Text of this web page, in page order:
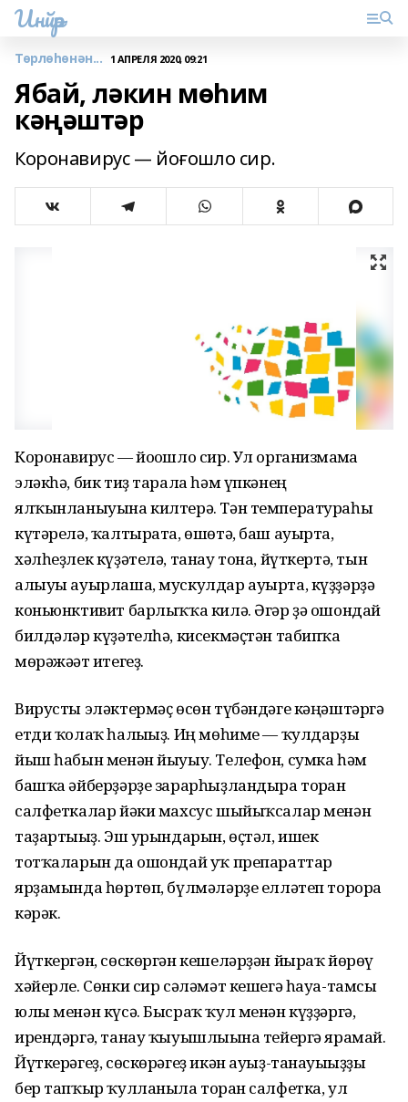
Инйәр
Төрлөһөнән... 1 АПРЕЛЯ 2020, 09:21
Ябай, ләкин мөһим
кәңәштәр
Коронавирус — йоғошло сир.
Коронавирус — йоғошло сир. Ул организмғамға
эләкһә, бик тиҙ тарала һәм үпкәнең
ялҡынланыуына килтерә. Тән температураһы
күтәрелә, ҡалтырата, өшөтә, баш ауырта,
хәлһеҙлек күҙәтелә, танау тона, йүткертә, тын
алыуы ауырлаша, мускулдар ауырта, күҙҙәрҙә
коньюнктивит барлыҡҡа килә. Әгәр ҙә ошондай
билдәләр күҙәтелһә, кисекмәҫтән табипҡа
мөрәжәғәт итегеҙ.
Вирусты эләктермәҫ өсөн түбәндәге кәңәштәргә
етди ҡолаҡ һалығыҙ. Иң мөһиме — ҡулдарҙы
йыш һабын менән йыуыу. Телефон, сумка һәм
башҡа әйберҙәрҙе зарарһыҙландыра торған
салфеткалар йәки махсус шыйыҡсалар менән
таҙартығыҙ. Эш урындарын, өҫтәл, ишек
тотҡаларын да ошондай уҡ препараттар
ярҙамында һөртөп, бүлмәләрҙе елләтеп торорға
кәрәк.
Йүткергән, сөскөргән кешеләрҙән йыраҡ йөрөү
хәйерле. Сөнки сир сәләмәт кешегә һауа-тамсы
юлы менән күсә. Бысраҡ ҡул менән күҙҙәргә,
ирендәргә, танау ҡыуышлығына тейергә ярамай.
Йүткерәгеҙ, сөскөрәгеҙ икән ауыҙ-танауығыҙҙы
бер тапҡыр ҡулланыла торған салфетка, ул